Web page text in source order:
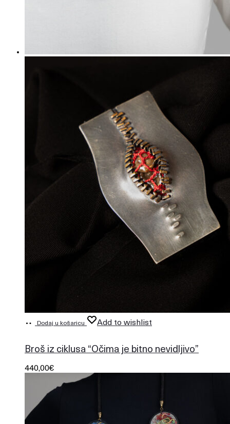
Dodaj u košaricu Add to wishlist
Broš iz ciklusa “Očima je bitno nevidljivo”
440,00€